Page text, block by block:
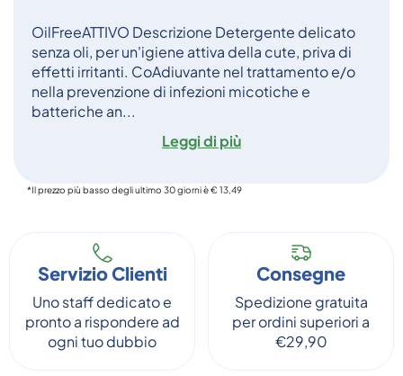
OilFreeATTIVO Descrizione Detergente delicato
senza oli, per un'igiene attiva della cute, priva di
effetti irritanti. CoAdiuvante nel trattamento e/o
nella prevenzione di infezioni micotiche e
batteriche an...
Leggi di più
*Il prezzo più basso degli ultimo 30 giorni è € 13,49
Servizio Clienti
Uno staff dedicato e
pronto a rispondere ad
ogni tuo dubbio
Consegne
Spedizione gratuita
per ordini superiori a
€29,90